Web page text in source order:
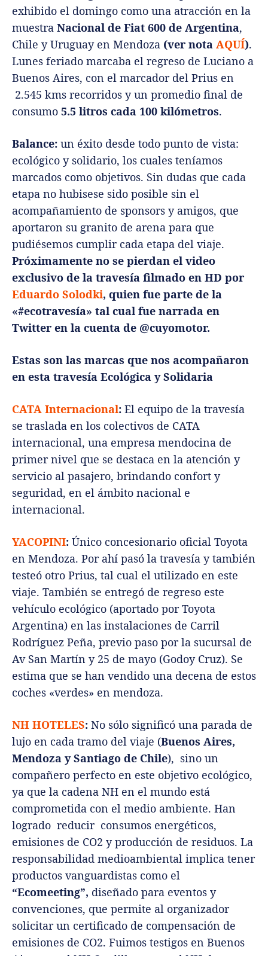
exhibido el domingo como una atracción en la
muestra Nacional de Fiat 600 de Argentina,
Chile y Uruguay en Mendoza (ver nota AQUÍ).
Lunes feriado marcaba el regreso de Luciano a
Buenos Aires, con el marcador del Prius en
2.545 kms recorridos y un promedio final de
consumo 5.5 litros cada 100 kilómetros.
Balance: un éxito desde todo punto de vista:
ecológico y solidario, los cuales teníamos
marcados como objetivos. Sin dudas que cada
etapa no hubisese sido posible sin el
acompañamiento de sponsors y amigos, que
aportaron su granito de arena para que
pudiésemos cumplir cada etapa del viaje.
Próximamente no se pierdan el video
exclusivo de la travesía filmado en HD por
Eduardo Solodki, quien fue parte de la
«#ecotravesía» tal cual fue narrada en
Twitter en la cuenta de @cuyomotor.
Estas son las marcas que nos acompañaron
en esta travesía Ecológica y Solidaria
CATA Internacional: El equipo de la travesía
se traslada en los colectivos de CATA
internacional, una empresa mendocina de
primer nivel que se destaca en la atención y
servicio al pasajero, brindando confort y
seguridad, en el ámbito nacional e
internacional.
YACOPINI: Único concesionario oficial Toyota
en Mendoza. Por ahí pasó la travesía y también
testeó otro Prius, tal cual el utilizado en este
viaje. También se entregó de regreso este
vehículo ecológico (aportado por Toyota
Argentina) en las instalaciones de Carril
Rodríguez Peña, previo paso por la sucursal de
Av San Martín y 25 de mayo (Godoy Cruz). Se
estima que se han vendido una decena de estos
coches «verdes» en mendoza.
NH HOTELES: No sólo significó una parada de
lujo en cada tramo del viaje (Buenos Aires,
Mendoza y Santiago de Chile), sino un
compañero perfecto en este objetivo ecológico,
ya que la cadena NH en el mundo está
comprometida con el medio ambiente. Han
logrado reducir consumos energéticos,
emisiones de CO2 y producción de residuos. La
responsabilidad medioambiental implica tener
productos vanguardistas como el
“Ecomeeting”, diseñado para eventos y
convenciones, que permite al organizador
solicitar un certificado de compensación de
emisiones de CO2. Fuimos testigos en Buenos